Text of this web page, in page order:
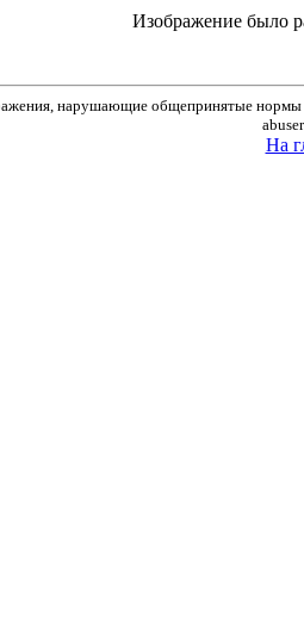
Изображение было
нарушающие общепринятые нормы
На